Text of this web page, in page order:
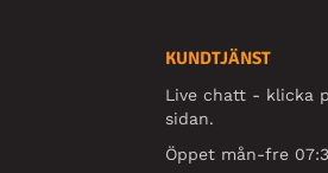
KUNDTJÄNST
Live chatt - klicka
sidan.
Öppet mån-fre